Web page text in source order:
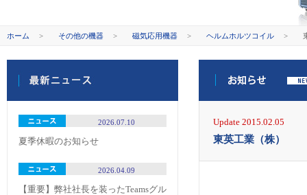
ホーム > その他の機器 > 磁気応用機器 > ヘルムホルツコイル >
2026.07.10
夏季休暇のお知らせ
2026.04.09
【重要】弊社社長を装ったTeamsグル
Update 2015.02.05
東英工業（株）